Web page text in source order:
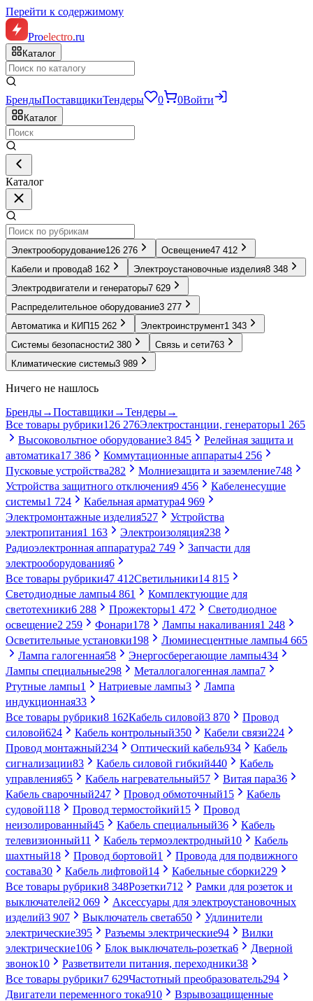
Перейти к содержимому
Proelectro.ru
Каталог
БрендыПоставщикиТендеры 0 0Войти
Каталог
Каталог
Электрооборудование126 276 Освещение47 412
Кабели и провода8 162 Электроустановочные изделия8 348
Электродвигатели и генераторы7 629
Распределительное оборудование3 277
Автоматика и КИП 15 262 Электроинструмент1 343
Системы безопасности2 380 Связь и сети763
Климатические системы3 989
Ничего не нашлось
Бренды→Поставщики →Тендеры→
Все товары рубрики126 276Электростанции, генераторы1 265
Высоковольтное оборудование3 845
Релейная защита и
автоматика17 386 Коммутационные аппараты4 256
Пусковые устройства282 Молниезащита и заземление748
Устройства защитного отключения9 456
Кабеленесущие
системы1 724 Кабельная арматура4 969
Электромонтажные изделия527
Устройства
электропитания1 163 Электроизоляция238
Радиоэлектронная аппаратура2 749
Запчасти для
электрооборудования6
Все товары рубрики47 412Светильники14 815
Светодиодные лампы4 861
Комплектующие для
светотехники6 288 Прожекторы1 472
Светодиодное
освещение2 259 Фонари178 Лампы накаливания1 248
Осветительные установки198 Люминесцентные лампы4 665
Лампа галогенная58 Энергосберегающие лампы434
Лампы специальные298 Металлогалогенная лампа7
Ртутные лампы1 Натриевые лампы3
Лампа
индукционная33
Все товары рубрики8 162Кабель силовой3 870
Провод
силовой624 Кабель контрольный350 Кабели связи224
Провод монтажный234 Оптический кабель934
Кабель
сигнализации83 Кабель силовой гибкий440
Кабель
управления65 Кабель нагревательный57 Витая пара36
Кабель сварочный247 Провод обмоточный15
Кабель
судовой118 Провод термостойкий15
Провод
неизолированный45 Кабель специальный36
Кабель
телевизионный11 Кабель термоэлектродный10
Кабель
шахтный18 Провод бортовой1
Провода для подвижного
состава30 Кабель лифтовой14 Кабельные сборки229
Все товары рубрики8 348Розетки712
Рамки для розеток и
выключателей2 069
Аксессуары для электроустановочных
изделий3 907 Выключатель света650
Удлинители
электрические395 Разъемы электрические94
Вилки
электрические106 Блок выключатель-розетка6
Дверной
звонок10 Разветвители питания, переходники38
Все товары рубрики7 629Частотный преобразователь294
Двигатели переменного тока910
Взрывозащищенные